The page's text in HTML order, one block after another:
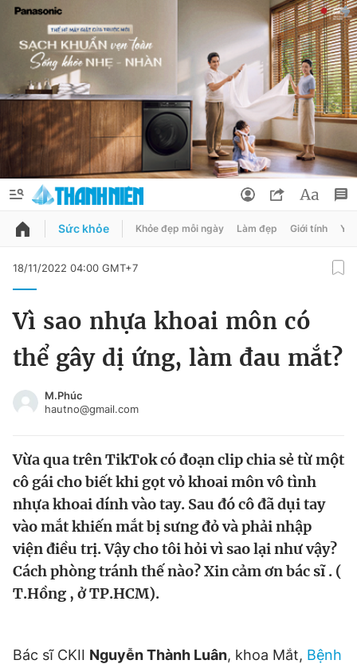
QUẢNG CÁO ĐẶT BÁO
Chào ngày mới
Tin thị trường Tin 360
Video Magazine
Sản phẩm khác
Tiện ích
Thông tin tòa soạn Liên hệ quảng cáo
Đổi mật khẩu
Tin đã lưu
Tin đã xem
Sức khỏe Khỏe đẹp mỗi ngày Làm đẹp Giới tính Y
18/11/2022 04:00 GMT+7
Vì sao nhựa khoai môn có
thể gây dị ứng, làm đau mắt?
M.Phúc
hautno@gmail.com
Vừa qua trên TikTok có đoạn clip chia sẻ từ một
cô gái cho biết khi gọt vỏ khoai môn vô tình
nhựa khoai dính vào tay. Sau đó cô đã dụi tay
vào mắt khiến mắt bị sưng đỏ và phải nhập
viện điều trị. Vậy cho tôi hỏi vì sao lại như vậy?
Cách phòng tránh thế nào? Xin cảm ơn bác sĩ . (
T.Hồng , ở TP.HCM).
Bác sĩ CKII Nguyễn Thành Luân, khoa Mắt, Bệnh